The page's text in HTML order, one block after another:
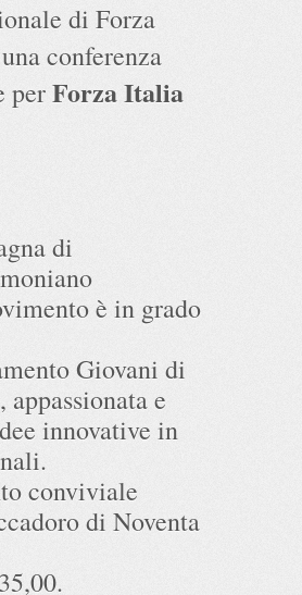
di Forza
conferenza
perForza Italia
di
è in grado
Giovani di
e
innovative in
conviviale
di Noventa